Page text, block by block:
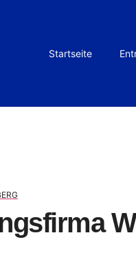
Startseite